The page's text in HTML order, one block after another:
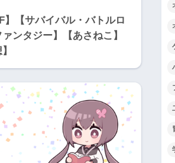
】【サバイバル・バトルロ
ンタジー】【あさねこ】